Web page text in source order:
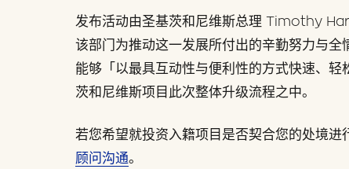
发布活动由圣基茨和尼维斯总理 Timothy
该部门为推动这一发展所付出的辛勤努力与全
能够「以最具互动性与便利性的方式快速、
茨和尼维斯项目此次整体升级流程之中。
若您希望就投资入籍项目是否契合您的处境进
顾问沟通。